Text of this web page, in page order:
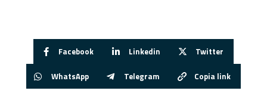
Facebook Linkedin Twitter
WhatsApp Telegram Copia link